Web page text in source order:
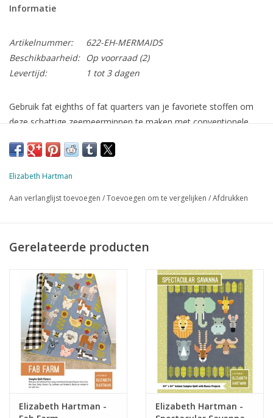
Informatie
Artikelnummer:
622-EH-MERMAIDS
Beschikbaarheid:
Op voorraad(2)
Levertijd:
1 tot 3 dagen
Gebruik fat eighths of fat quarters van je favoriete stoffen om
deze schattige zeemeerminnen te maken met conventionele
patroon bevat instructies voor het maken van een 36” x 42”
Klein: 36 x 42 inch / 91 x 107 cm
Engels met veel duidelijke diagrammen
Elizabeth Hartman
Aan verlanglijst toevoegen /Toevoegen om te vergelijken /Afdrukken
Gerelateerde producten
Elizabeth Hartman -
Elizabeth Hartman -